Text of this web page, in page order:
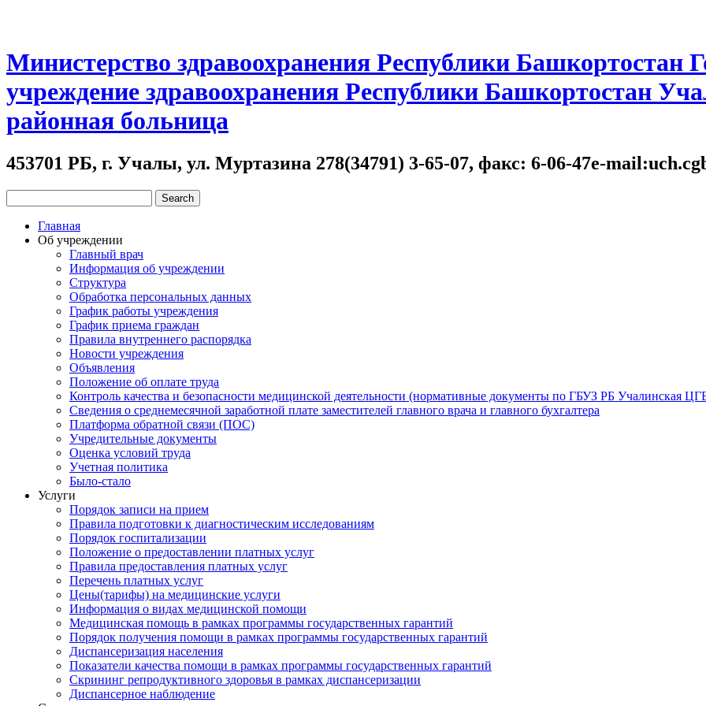
Министерство здравоохранения Республики Башкортостан
учреждение здравоохранения Республики Башкортостан
районная больница
453701 РБ, г. Учалы, ул. Муртазина 278(34791) 3-65-07, факс: 6-06-47e-
Главная
Об учреждении
Главный врач
Информация об учреждении
Структура
Обработка персональных данных
График работы учреждения
График приема граждан
Правила внутреннего распорядка
Новости учреждения
Объявления
Положение об оплате труда
Контроль качества и безопасности медицинской деятельности (нормативные документы по ГБУЗ РБ Учалинская
Сведения о среднемесячной заработной плате заместителей главного врача и главного бухгалтера
Платформа обратной связи (ПОС)
Учредительные документы
Оценка условий труда
Учетная политика
Было-стало
Услуги
Порядок записи на прием
Правила подготовки к диагностическим исследованиям
Порядок госпитализации
Положение о предоставлении платных услуг
Правила предоставления платных услуг
Перечень платных услуг
Цены(тарифы) на медицинские услуги
Информация о видах медицинской помощи
Медицинская помощь в рамках программы государственных гарантий
Порядок получения помощи в рамках программы государственных гарантий
Диспансеризация населения
Показатели качества помощи в рамках программы государственных гарантий
Скрининг репродуктивного здоровья в рамках диспансеризации
Диспансерное наблюдение